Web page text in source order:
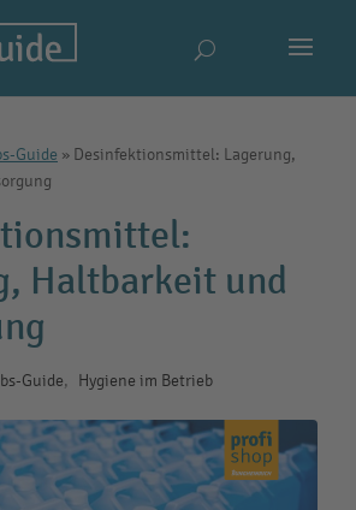
Guide » Desinfektionsmittel: Lagerung,
Haltbarkeit und
Guide, Hygiene im Betrieb